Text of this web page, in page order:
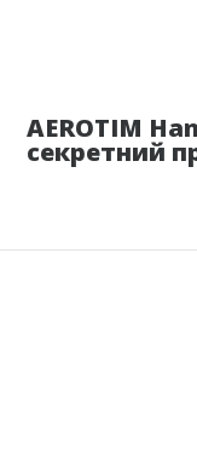
AEROTIM
секретний